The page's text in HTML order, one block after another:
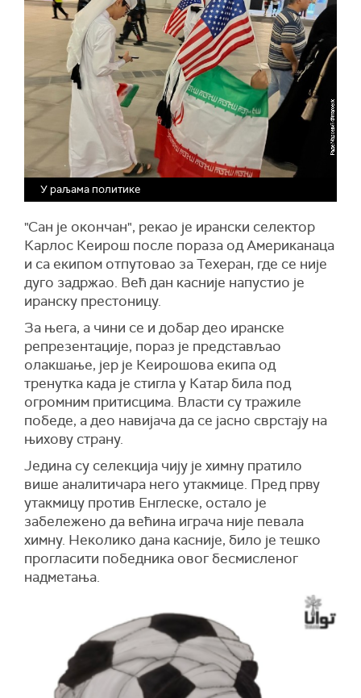
У раљама политике
"Сан је окончан", рекао је ирански селектор
Карлос Кеирош после пораза од Американаца
и са екипом отпутовао за Техеран, где се није
дуго задржао. Већ дан касније напустио је
иранску престоницу.
За њега, а чини се и добар део иранске
репрезентације, пораз је представљао
олакшање, јер је Кеирошова екипа од
тренутка када је стигла у Катар била под
огромним притисцима. Власти су тражиле
победе, а део навијача да се јасно сврстају на
њихову страну.
Једина су селекција чију је химну пратило
више аналитичара него утакмице. Пред прву
утакмицу против Енглеске, остало је
забележено да већина играча није певала
химну. Неколико дана касније, било је тешко
прогласити победника овог бесмисленог
надметања.